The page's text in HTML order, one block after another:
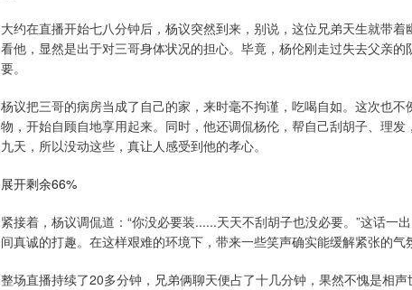
大约在直播开始七八分钟后，杨议突然到来，别说，这位兄弟天生就带
看他，显然是出于对三哥身体状况的担心。毕竟，杨伦刚走过失去父亲
要。
杨议把三哥的病房当成了自己的家，来时毫不拘谨，吃喝自如。这次也
物，开始自顾自地享用起来。同时，他还调侃杨伦，帮自己刮胡子、理
九天，所以没动这些，真让人感受到他的孝心。
展开剩余66%
紧接着，杨议调侃道：“你没必要装......天天不刮胡子也没必要。”这话一
间真诚的打趣。在这样艰难的环境下，带来一些笑声确实能缓解紧张的气
整场直播持续了20多分钟，兄弟俩聊天便占了十几分钟，果然不愧是相